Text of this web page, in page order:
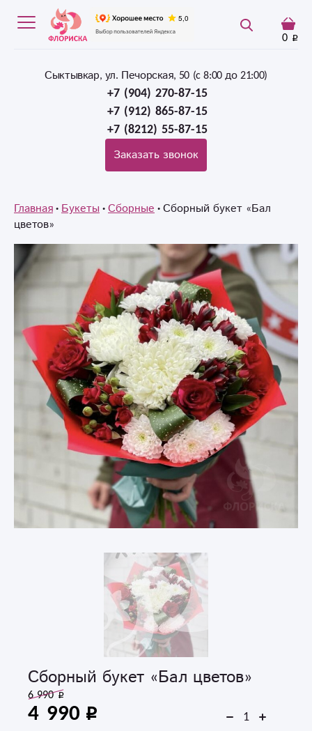
0
Сыктывкар, ул. Печорская, 50 (c 8:00 до 21:00)
+7 (904) 270-87-15
+7 (912) 865-87-15
+7 (8212) 55-87-15
Заказать звонок
Главная Букеты Сборные Сборный букет «Бал
цветов»
Сборный букет «Бал цветов»
4 990
6 990